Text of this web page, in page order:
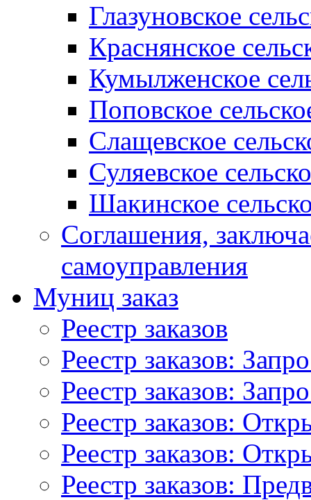
Глазуновское
Краснянское
Кумылженское
Поповское
Слащевское
Суляевское
Шакинское
Соглашения,
самоуправления
Муниц заказ
Реестр заказов
Реестр заказов:
Реестр заказов:
Реестр заказов:
Реестр заказов:
Реестр заказов: